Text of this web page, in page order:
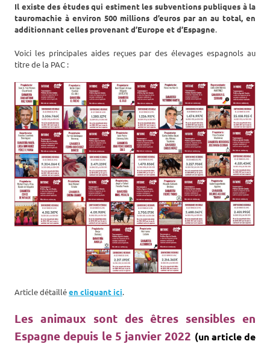
Il existe des études qui estiment les subventions publiques à la
tauromachie à environ 500 millions d’euros par an au total, en
additionnant celles provenant d’Europe et d’Espagne.
Voici les principales aides reçues par des élevages espagnols au
titre de la PAC :
Article détailléen cliquant ici.
Les animaux sont des êtres sensibles en
Espagne depuis le 5 janvier 2022 (un article de